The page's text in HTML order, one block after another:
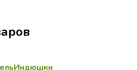
₽.
Индюшки